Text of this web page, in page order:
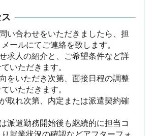
合わせをいただきましたら、担
ールにてご連絡を致します。
人の紹介と、ご希望条件など詳
いただきます。
いただき次第、面接日程の調整
いただきます。
れ次第、内定または派遣契約確
遣勤務開始後も継続的に担当コ
就業状況の確認などアフターフォ